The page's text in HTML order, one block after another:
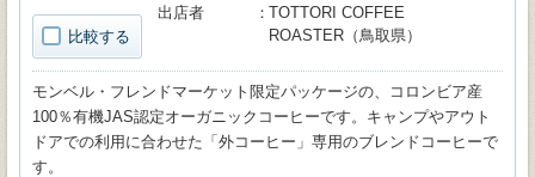
比較する
出店者
TOTTORI COFFEE
ROASTER（鳥取県）
モンベル・フレンドマーケット限定パッケージの、コロンビア産
100％有機JAS認定オーガニックコーヒーです。キャンプやアウト
ドアでの利用に合わせた「外コーヒー」専用のブレンドコーヒーで
す。